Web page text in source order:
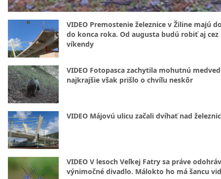
VIDEO Premostenie železnice v Žiline majú
do konca roka. Od augusta budú robiť aj cez
víkendy
VIDEO Fotopasca zachytila mohutnú
najkrajšie však prišlo o chvíľu neskôr
VIDEO Májovú ulicu začali dvíhať nad
VIDEO V lesoch Veľkej Fatry sa práve
výnimočné divadlo. Málokto ho má šancu